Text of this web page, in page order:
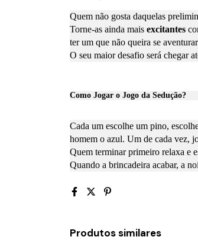
Quem não gosta daquelas
Torne-as ainda mais excitantes
ter um que não queira se
O seu maior desafio será chegar
Como Jogar o Jogo da Sedução?
Cada um escolhe um pino,
homem o azul. Um de cada vez,
Quem terminar primeiro relaxa e
Quando a brincadeira acabar, a
Produtos similares